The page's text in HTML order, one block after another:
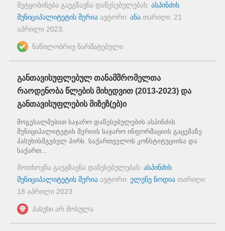
შეტყობინება გაეგზავნა დაწესებულებას: ასპინძის
მუნიციპალიტეტის მერია ავტორი: ანა თარიღი: 21
აპრილი 2023
ნაწილობრივ წარმატებული
განთავისუფლებულ თანამშრომელთა
რაოდენობა წლების მიხედვით (2013-2023) და
განთავისუფლების მიზეზ(ებ)ი
მოგესალმებით საჯარო დაწესებულების ასპინძის
მუნიციპალიტეტის მერიის საჯარო ინფორმაციის გაცემაზე
პასუხისმგებელ პირს. საქართველოს კონსტიტუციისა და
საქართ...
მოთხოვნა გაეგზავნა დაწესებულებას: ასპინძის
მუნიციპალიტეტის მერია ავტორი: ელენე ნოდია თარიღი:
18 აპრილი 2023
პასუხი არ მოსულა